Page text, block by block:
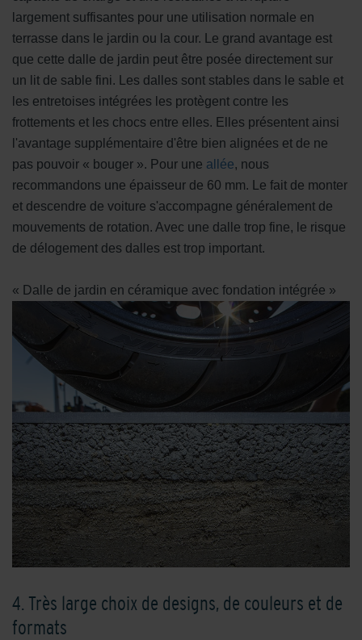
largement suffisantes pour une utilisation normale en
terrasse dans le jardin ou la cour. Le grand avantage est
que cette dalle de jardin peut être posée directement sur
un lit de sable fini. Les dalles sont stables dans le sable et
les entretoises intégrées les protègent contre les
frottements et les chocs entre elles. Elles présentent ainsi
l'avantage supplémentaire d'être bien alignées et de ne
pas pouvoir « bouger ». Pour une allée, nous
recommandons une épaisseur de 60 mm. Le fait de monter
et descendre de voiture s'accompagne généralement de
mouvements de rotation. Avec une dalle trop fine, le risque
de délogement des dalles est trop important.
« Dalle de jardin en céramique avec fondation intégrée »
4. Très large choix de designs, de couleurs et de
formats